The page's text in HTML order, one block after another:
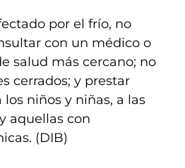
por el frío, no
con un médico o
salud más cercano; no
cerrados; y prestar
niños y niñas, a las
aquellas con
(DIB)